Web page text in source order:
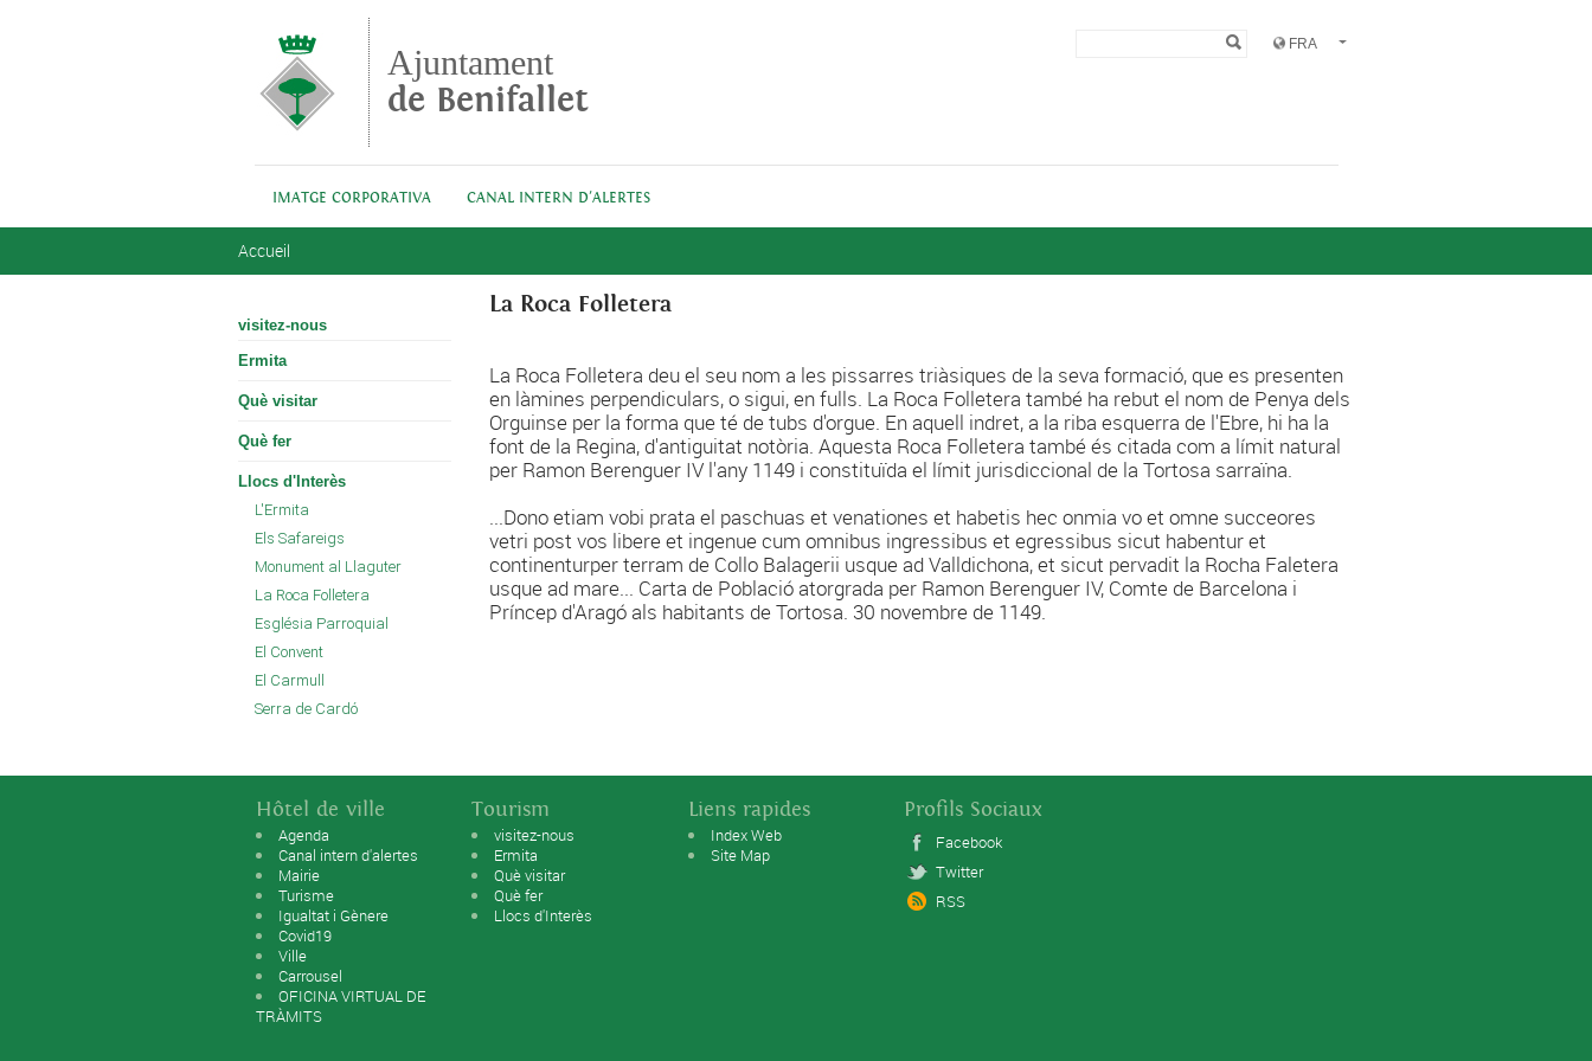
Ajuntament
de Benifallet
Formulaire de
IMATGE CORPORATIVA CANAL INTERN D'ALERTES
Accueil
visitez-nous
Ermita
Què visitar
Què fer
Llocs d'Interès
L'Ermita
Els Safareigs
Monument al Llaguter
La Roca Folletera
Església Parroquial
El Convent
El Carmull
Serra de Cardó
La Roca Folletera
La Roca Folletera deu el seu nom a les pissarres triàsiques de la seva formació, que es presenten
en làmines perpendiculars, o sigui, en fulls. La Roca Folletera també ha rebut el nom de Penya dels
Orguinse per la forma que té de tubs d'orgue. En aquell indret, a la riba esquerra de l'Ebre, hi ha la
font de la Regina, d'antiguitat notòria. Aquesta Roca Folletera també és citada com a límit natural
per Ramon Berenguer IV l'any 1149 i constituïda el límit jurisdiccional de la Tortosa sarraïna.
...Dono etiam vobi prata el paschuas et venationes et habetis hec onmia vo et omne succeores
vetri post vos libere et ingenue cum omnibus ingressibus et egressibus sicut habentur et
continenturper terram de Collo Balagerii usque ad Valldichona, et sicut pervadit la Rocha Faletera
usque ad mare... Carta de Població atorgrada per Ramon Berenguer IV, Comte de Barcelona i
Príncep d'Aragó als habitants de Tortosa. 30 novembre de 1149.
Hôtel de ville
Agenda
Canal intern d'alertes
Mairie
Turisme
Igualtat i Gènere
Covid19
Ville
Carrousel
OFICINA VIRTUAL DE
TRÀMITS
Tourism
visitez-nous
Ermita
Què visitar
Què fer
Llocs d'Interès
Liens rapides
Index Web
Site Map
Profils Sociaux
Facebook
Twitter
RSS